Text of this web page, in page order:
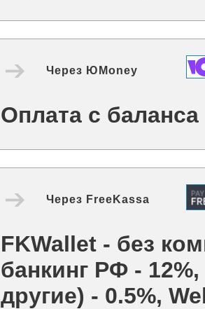
Через ЮMoney
Оплата с
Через FreeKassa
FKWallet - без
банкинг РФ -
другие) - 0.5%,